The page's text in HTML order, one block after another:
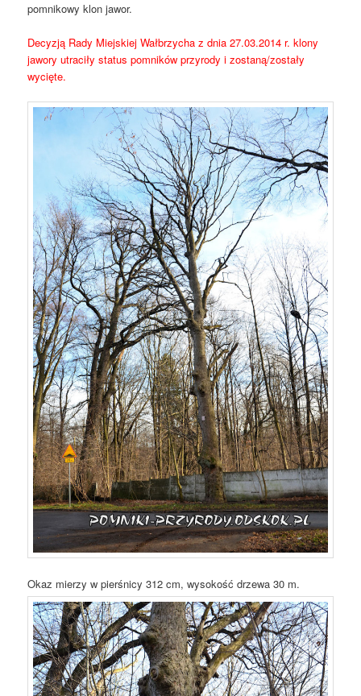
pomnikowy klon jawor.
Decyzją Rady Miejskiej Wałbrzycha z dnia 27.03.2014 r. klony
jawory utraciły status pomników przyrody i zostaną/zostały
wycięte.
Okaz mierzy w pierśnicy 312 cm, wysokość drzewa 30 m.